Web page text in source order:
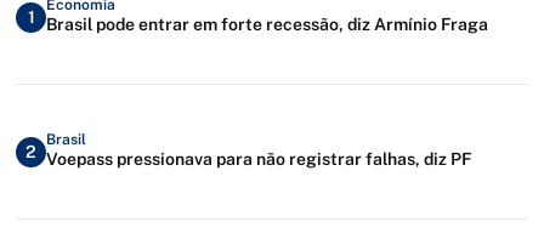
1
Economia
Brasil pode entrar em forte recessão, diz Armínio Fraga
2
Brasil
Voepass pressionava para não registrar falhas, diz PF